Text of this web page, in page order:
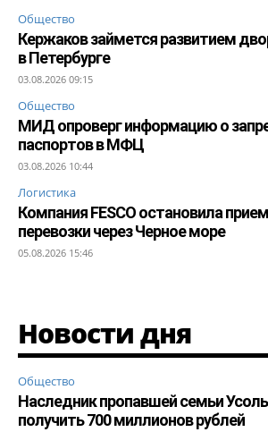
Общество
Кержаков займется развитием
в Петербурге
03.08.2026 09:15
Общество
МИД опроверг информацию о
паспортов в МФЦ
03.08.2026 10:44
Логистика
Компания FESCO остановила
перевозки через Черное море
05.08.2026 15:46
Новости дня
Общество
Наследник пропавшей семьи
получить 700 миллионов рублей